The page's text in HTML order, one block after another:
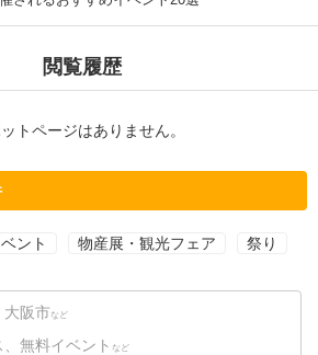
閲覧履歴
トページはありません。
ント 物産展・観光フェア 祭り
大阪市 など
、無料イベント など